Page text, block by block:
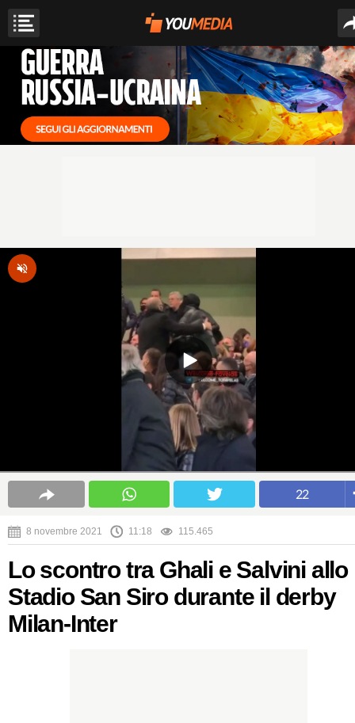
22
8 novembre 2021 11:18 115.465
Lo scontro tra Ghali e Salvini allo
Stadio San Siro durante il derby
Milan-Inter